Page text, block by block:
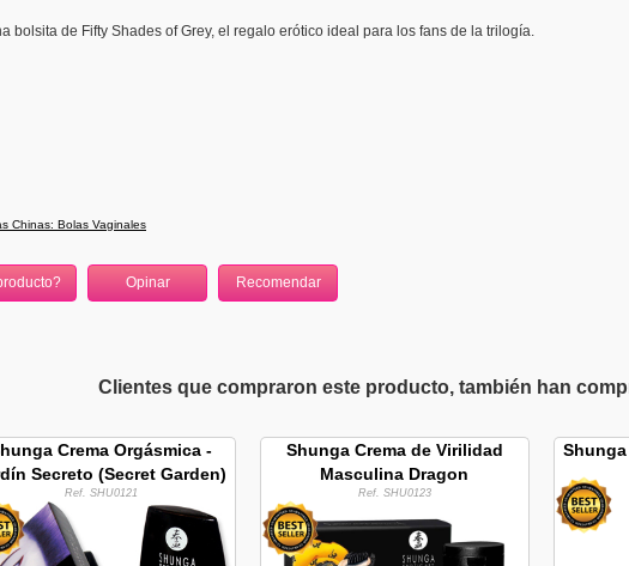
bolsita de Fifty Shades of Grey, el regalo erótico ideal para los fans de la trilogía.
Chinas: Bolas Vaginales
Clientes que compraron este producto, también han
Crema Orgásmica -
Secreto (Secret Garden)
Ref. SHU0121
Shunga Crema de Virilidad
Masculina Dragon
Ref. SHU0123